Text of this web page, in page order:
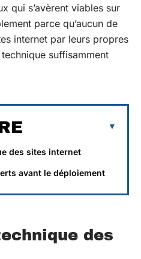
qui s’avèrent viables sur
parce qu’aucun de
internet par leurs propres
suffisamment
des sites internet
avant le déploiement
des